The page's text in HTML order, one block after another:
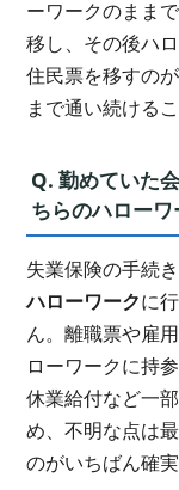
ーワークのまま
移し、その後ハ
住民票を移すの
まで通い続ける
Q. 勤めていた
ちらのハロー
失業保険の手続
ハローワークに
ん。離職票や雇
ローワークに持
休業給付など一
め、不明な点は
のがいちばん確実